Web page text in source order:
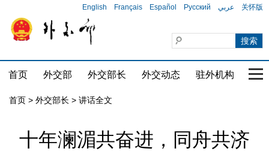
English Français Español Русский عربي 关怀版
首页 外交部 外交部长 外交动态 驻外机构 国
首页 > 外交部长 > 讲话全文
十年澜湄共奋进，同舟共济